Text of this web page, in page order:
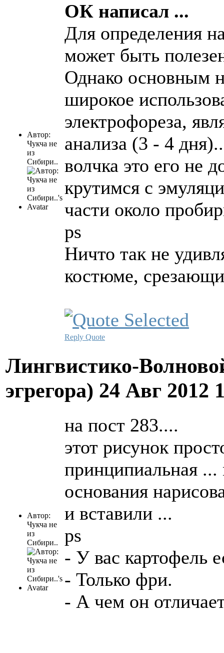
Автор:
Чукча не
из
Сибири..
ОК написал ...
Для определения
может быть
Однако основным
широкое
электрофореза,
анализа (3 - 4
волчка это его не
крутимся с
части около
ps
Ничто так не
костюме,
Reply Quote
Лингвистико-
эгрегора) 24 Авг 2012
Автор:
Чукча не
из
Сибири..
на пост 283....
этот рисунок
принципиальная
основания
и вставили ...
ps
- У вас картофель
- Только фри.
- А чем он